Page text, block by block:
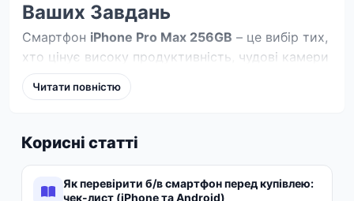
Ваших Завдань
Смартфон iPhone Pro Max 256GB – це вибір тих,
хто цінує високу продуктивність, чудові камери
та великий обсяг вбудованої пам'яті. Моделі Pro
Max серії iPhone завжди відрізнялися
дизайном, а версія з 256 ГБ пам'яті гарантує
достатньо місця для всіх ваших фотографій,
відео, додатків та документів.
Читати повністю
Корисні статті
Як перевірити б/в смартфон перед купівлею:
чек-лист (iPhone та Android)